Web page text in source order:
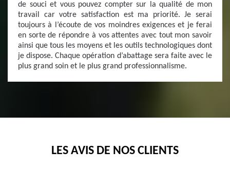
de souci et vous pouvez compter sur la qualité de mon
travail car votre satisfaction est ma priorité. Je serai
toujours à l’écoute de vos moindres exigences et je ferai
en sorte de répondre à vos attentes avec tout mon savoir
ainsi que tous les moyens et les outils technologiques dont
je dispose. Chaque opération d’abattage sera faite avec le
plus grand soin et le plus grand professionnalisme.
LES AVIS DE NOS CLIENTS